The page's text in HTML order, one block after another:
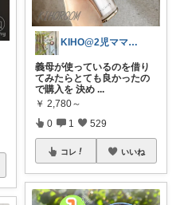
KIHO@2児ママ（👧小5👦小3）
義母が使っているのを借り
てみたらとても良かったの
で購入を 決め ...
￥ 2,780～
0 1 529
コレ いいね